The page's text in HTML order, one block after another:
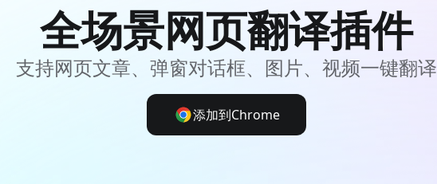
全场景网页翻译插件
支持网页文章、弹窗对话框、图片、视频一键翻译
添加到Chrome